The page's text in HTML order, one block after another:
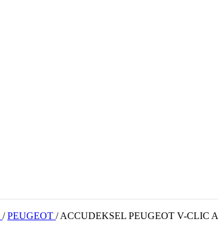
/ PEUGEOT / ACCUDEKSEL PEUGEOT V-CLIC A